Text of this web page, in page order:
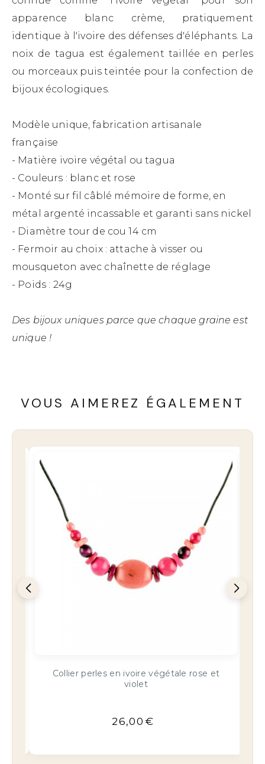
apparence blanc crème, pratiquement
identique à l'ivoire des défenses d'éléphants. La
noix de tagua est également taillée en perles
ou morceaux puis teintée pour la confection de
bijoux écologiques.
Modèle unique, fabrication artisanale
française
- Matière ivoire végétal ou tagua
- Couleurs : blanc et rose
- Monté sur fil câblé mémoire de forme, en
métal argenté incassable et garanti sans nickel
- Diamètre tour de cou 14 cm
- Fermoir au choix : attache à visser ou
mousqueton avec chaînette de réglage
- Poids : 24g
Des bijoux uniques parce que chaque graine est
unique !
VOUS AIMEREZ ÉGALEMENT
Fantaisie rosace fleurie et perles en ivoire
végétal
16,00€